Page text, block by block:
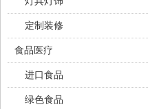
定制装修
食品医疗
进口食品
绿色食品